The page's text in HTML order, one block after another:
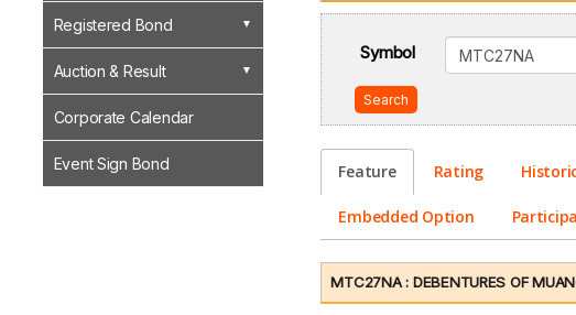
Registered Bond
Auction & Result
Corporate Calendar
Event Sign Bond
Symbol
Search
Feature Rating
Embedded Option
MTC27NA : DEBENTURES OF